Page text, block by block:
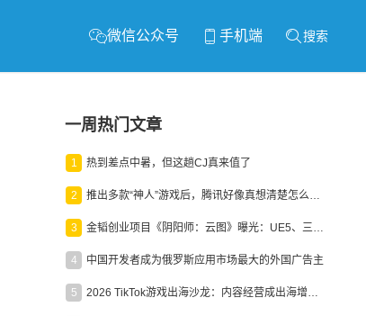
微信公众号 手机端 搜索
一周热门文章
1 热到差点中暑，但这趟CJ真来值了
2 推出多款“神人”游戏后，腾讯好像真想清楚怎么做二次元了
3 金韬创业项目《阴阳师：云图》曝光：UE5、三端互通、ARPG
4 中国开发者成为俄罗斯应用市场最大的外国广告主
5 2026 TikTok游戏出海沙龙：内容经营成出海增长新引擎